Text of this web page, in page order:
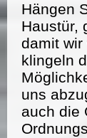
Hängen
Haustür,
damit wir
klingeln
uns
auch die